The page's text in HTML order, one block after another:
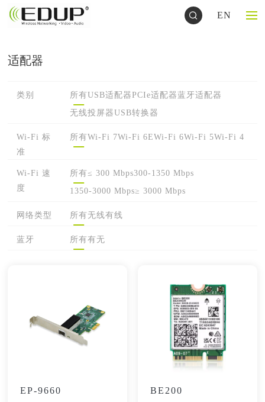
EN
适配器
类别 所有USB适配器PCIe适配器蓝牙适配器
无线投屏器USB转换器
Wi-Fi 标
准
所有Wi-Fi 7Wi-Fi 6EWi-Fi 6Wi-Fi 5Wi-Fi 4
Wi-Fi 速
度
所有≤ 300 Mbps300-1350 Mbps
1350-3000 Mbps≥ 3000 Mbps
网络类型 所有 无线有线
蓝牙 所有有 无
EP-9660 BE200